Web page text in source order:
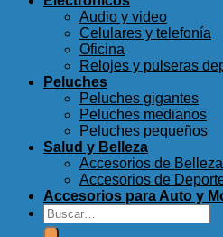
Audio y video
Celulares y telefonía
Oficina
Relojes y pulseras
Peluches
Peluches gigantes
Peluches medianos
Peluches pequeños
Salud y Belleza
Accesorios de Belleza
Accesorios de
Accesorios para Auto y
Buscar
por: